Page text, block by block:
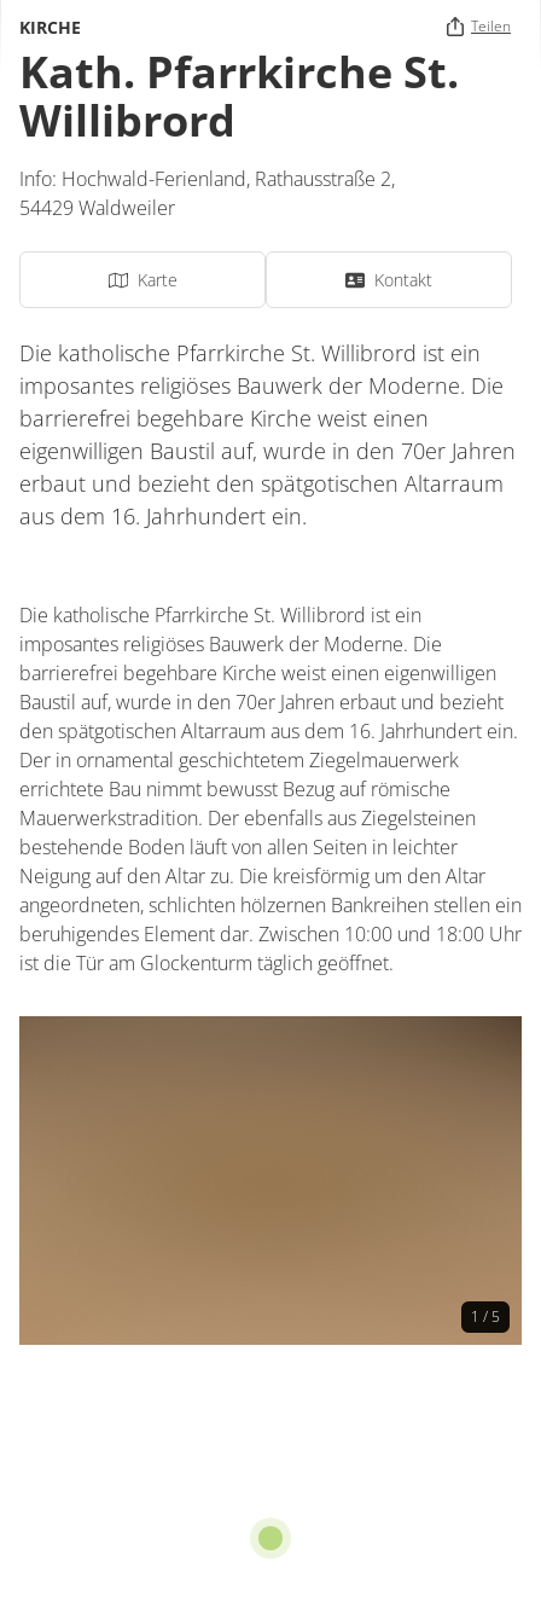
KIRCHE Teilen
Kath. Pfarrkirche St.
Willibrord
Info: Hochwald-Ferienland, Rathausstraße 2,
54429 Waldweiler
Karte Kontakt
Die katholische Pfarrkirche St. Willibrord ist ein
imposantes religiöses Bauwerk der Moderne. Die
barrierefrei begehbare Kirche weist einen
eigenwilligen Baustil auf, wurde in den 70er Jahren
erbaut und bezieht den spätgotischen Altarraum
aus dem 16. Jahrhundert ein.
Die katholische Pfarrkirche St. Willibrord ist ein
imposantes religiöses Bauwerk der Moderne. Die
barrierefrei begehbare Kirche weist einen eigenwilligen
Baustil auf, wurde in den 70er Jahren erbaut und bezieht
den spätgotischen Altarraum aus dem 16. Jahrhundert ein.
Der in ornamental geschichtetem Ziegelmauerwerk
errichtete Bau nimmt bewusst Bezug auf römische
Mauerwerkstradition. Der ebenfalls aus Ziegelsteinen
bestehende Boden läuft von allen Seiten in leichter
Neigung auf den Altar zu. Die kreisförmig um den Altar
angeordneten, schlichten hölzernen Bankreihen stellen ein
beruhigendes Element dar. Zwischen 10:00 und 18:00 Uhr
ist die Tür am Glockenturm täglich geöffnet.
1 / 5